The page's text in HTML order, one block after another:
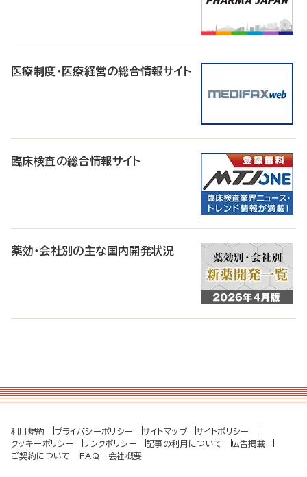
医療制度・医療経営の総合情報サイト
臨床検査の総合情報サイト
薬効・会社別の主な国内開発状況
利用規約 プライバシーポリシー サイトマップ
サイトポリシー
クッキーポリシー
リンクポリシー 記事の利用について
広告掲載
ご契約について
FAQ 会社概要